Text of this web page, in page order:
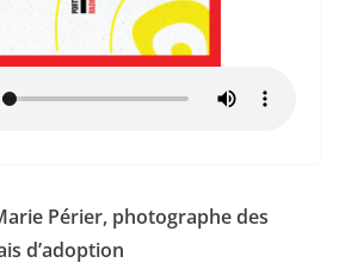
Périer, photographe des
d’adoption